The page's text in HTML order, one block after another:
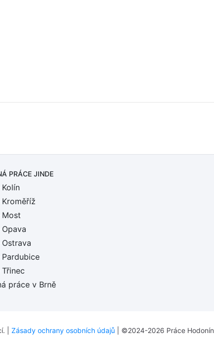
PRÁCE JINDE
Kolín
Kroměříž
Most
Ostrava
Pardubice
práce v Brně
| Zásady ochrany osobních údajů | ©2024-2026 Práce Hodonín